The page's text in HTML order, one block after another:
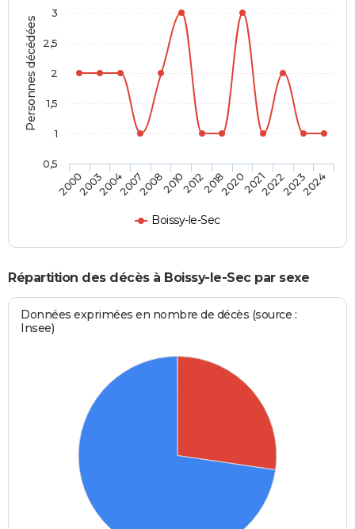
Personnes décédées
Boissy-le-Sec
2000200320042007200820102012201820202021202220232024
0,5
1
1,5
2
2,5
3
Répartition des décès à Boissy-le-Sec par sexe
Données exprimées en nombre de décès (source :
Insee)